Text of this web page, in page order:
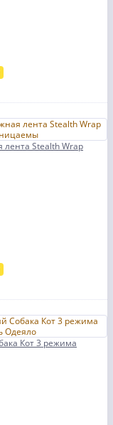
Stealth Wrap
Кот 3 режима